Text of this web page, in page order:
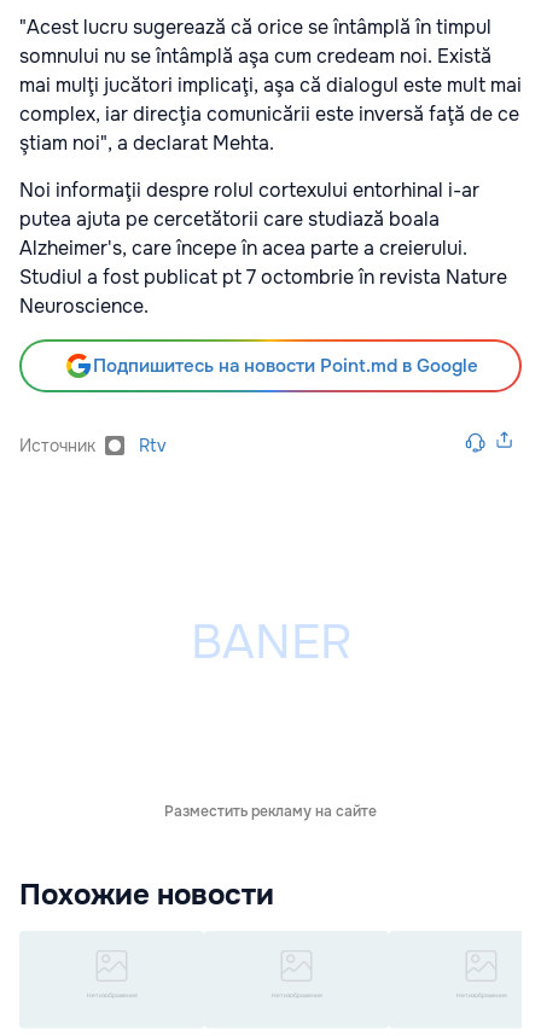
"Acest lucru sugerează că orice se întâmplă în timpul
somnului nu se întâmplă aşa cum credeam noi. Există
mai mulţi jucători implicaţi, aşa că dialogul este mult mai
complex, iar direcţia comunicării este inversă faţă de ce
ştiam noi", a declarat Mehta.
Noi informaţii despre rolul cortexului entorhinal i-ar
putea ajuta pe cercetătorii care studiază boala
Alzheimer's, care începe în acea parte a creierului.
Studiul a fost publicat pt 7 octombrie în revista Nature
Neuroscience.
Подпишитесь на новости Point.md в Google
Источник Rtv
Разместить рекламу на сайте
Похожие новости